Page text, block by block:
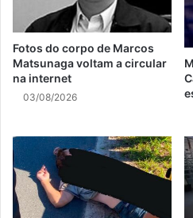
Fotos do corpo de Marcos
Matsunaga voltam a circular
na internet
03/08/2026